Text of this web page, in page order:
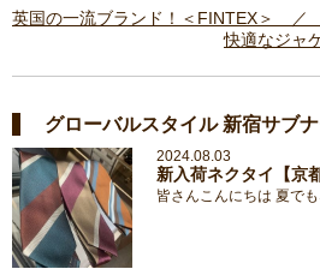
英国の一流ブランド！＜FINTEX＞ ／
快適なジャ
グローバルスタイル 新宿サブ
2024.08.03
新入荷ネクタイ【京
皆さんこんにちは 夏で